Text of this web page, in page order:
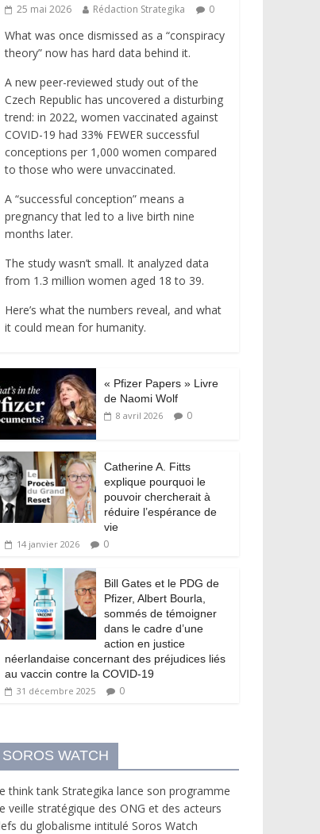
25 mai 2026 Rédaction Strategika 0
What was once dismissed as a “conspiracy
theory” now has hard data behind it.
A new peer-reviewed study out of the
Czech Republic has uncovered a disturbing
trend: in 2022, women vaccinated against
COVID-19 had 33% FEWER successful
conceptions per 1,000 women compared
to those who were unvaccinated.
A “successful conception” means a
pregnancy that led to a live birth nine
months later.
The study wasn’t small. It analyzed data
from 1.3 million women aged 18 to 39.
Here’s what the numbers reveal, and what
it could mean for humanity.
« Pfizer Papers » Livre
de Naomi Wolf
8 avril 2026 0
Catherine A. Fitts
explique pourquoi le
pouvoir chercherait à
réduire l’espérance de
vie
14 janvier 2026 0
Bill Gates et le PDG de
Pfizer, Albert Bourla,
sommés de témoigner
dans le cadre d’une
action en justice
néerlandaise concernant des préjudices liés
au vaccin contre la COVID-19
31 décembre 2025 0
SOROS WATCH
think tank Strategika lance son programme
veille stratégique des ONG et des acteurs
du globalisme intitulé Soros Watch